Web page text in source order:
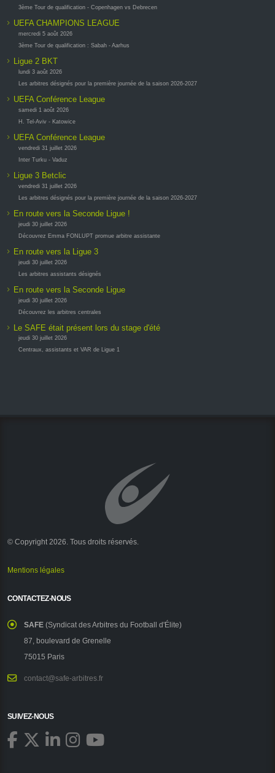
3ème Tour de qualification - Copenhagen vs Debrecen
UEFA CHAMPIONS LEAGUE
mercredi 5 août 2026
3ème Tour de qualification : Sabah - Aarhus
Ligue 2 BKT
lundi 3 août 2026
Les arbitres désignés pour la première journée de la saison 2026-2027
UEFA Conférence League
samedi 1 août 2026
H. Tel-Aviv - Katowice
UEFA Conférence League
vendredi 31 juillet 2026
Inter Turku - Vaduz
Ligue 3 Betclic
vendredi 31 juillet 2026
Les arbitres désignés pour la première journée de la saison 2026-2027
En route vers la Seconde Ligue !
jeudi 30 juillet 2026
Découvrez Emma FONLUPT promue arbitre assistante
En route vers la Ligue 3
jeudi 30 juillet 2026
Les arbitres assistants désignés
En route vers la Seconde Ligue
jeudi 30 juillet 2026
Découvrez les arbitres centrales
Le SAFE était présent lors du stage d'été
jeudi 30 juillet 2026
Centraux, assistants et VAR de Ligue 1
© Copyright 2026. Tous droits réservés.
Mentions légales
CONTACTEZ-NOUS
SAFE (Syndicat des Arbitres du Football d'Élite)
87, boulevard de Grenelle
75015 Paris
contact@safe-arbitres.fr
SUIVEZ-NOUS